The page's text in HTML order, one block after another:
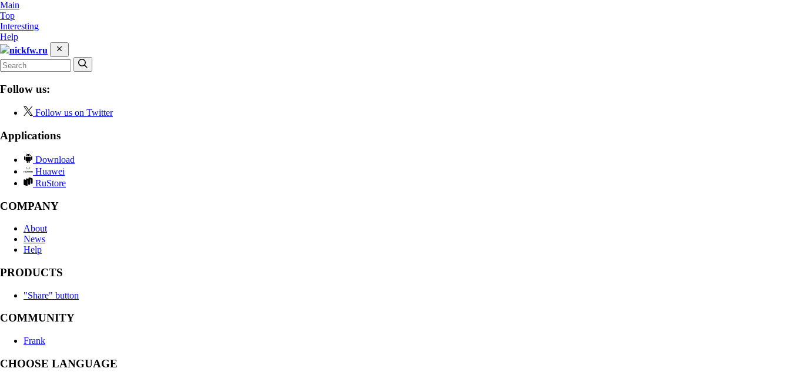
Main
Top
Interesting
Help
nickfw.ru
Follow us:
Follow us on Twitter
Applications
Download
Huawei
RuStore
COMPANY
About
News
Help
PRODUCTS
"Share" button
COMMUNITY
Frank
CHOOSE LANGUAGE